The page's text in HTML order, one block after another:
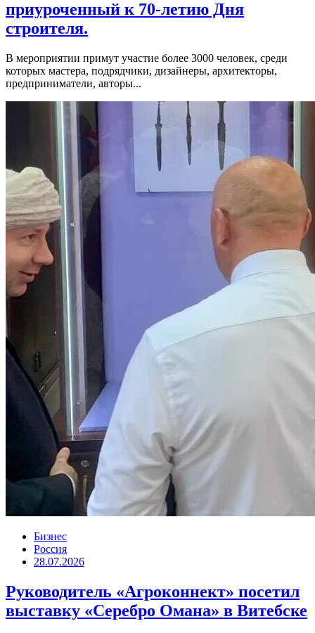
приуроченный к 70-летию Дня
строителя.
В мероприятии примут участие более 3000 человек, среди
которых мастера, подрядчики, дизайнеры, архитекторы,
предприниматели, авторы...
Бизнес
Россия
28.07.2026
Руководитель «Агроконнект» посетил
выставку «Серебро Омана» в Витебске